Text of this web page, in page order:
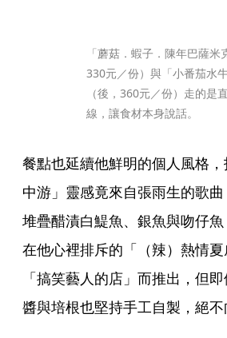
「蘑菇．蝦子．陳年巴薩米
330元／份）與「小番茄水
（後，360元／份）走的是
線，讓食材本身說話。
餐點也延續他鮮明的個人風格
中游」靈感竟來自張雨生的歌
堆疊醋漬白鯷魚、銀魚與吻仔
在他心裡排斥的「（辣）熱情
「搞笑藝人的店」而推出，但
醬與培根也堅持手工自製，絕不